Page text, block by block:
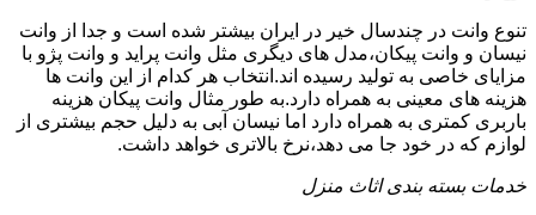
تنوع وانت در چندسال خیر در ایران بیشتر شده است و جدا از وانت
نیسان و وانت پیکان،مدل های دیگری مثل وانت پراید و وانت پژو با
مزایای خاصی به تولید رسیده اند.انتخاب هر کدام از این وانت ها
هزینه های معینی به همراه دارد.به طور مثال وانت پیکان هزینه
باربری کمتری به همراه دارد اما نیسان آبی به دلیل حجم بیشتری از
لوازم که در خود جا می دهد،نرخ بالاتری خواهد داشت.
خدمات بسته بندی اثاث منزل